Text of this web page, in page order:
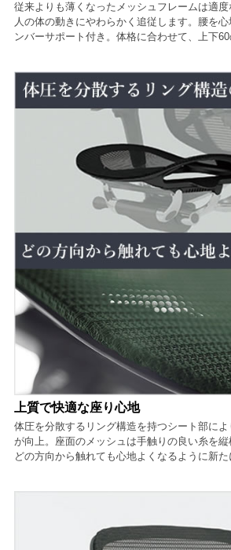
従来よりも薄くなったメッシュフレームは適
人の体の動きにやわらかく追従します。腰を
ンバーサポート付き。体格に合わせて、上下60
上質で快適な座り心地
体圧を分散するリング構造を持つシート部に
が向上。座面のメッシュは手触りの良い糸を縦
どの方向から触れても心地よくなるように新た